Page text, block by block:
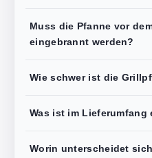
Muss die Pfanne vor
eingebrannt werden?
Wie schwer ist die
Was ist im Lieferumfang
Worin unterscheidet